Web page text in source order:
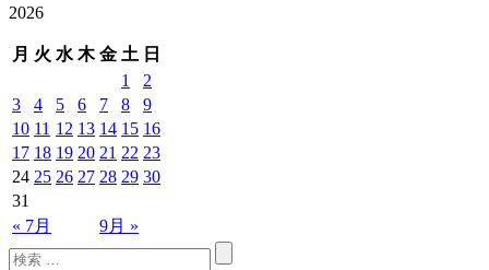
2026
月 火 水 木 金 土 日
« 7月 9月 »
1
2
3
4 5 6 7 8
9
10 11 12 13 14 15 16
17 18 19 20 21 22 23
24 25 26 27 28 29 30
31